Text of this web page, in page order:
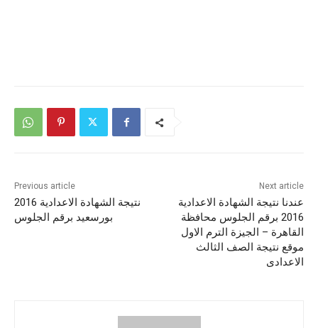
Previous article
نتيجة الشهادة الاعدادية 2016
بورسعيد برقم الجلوس
Next article
عندنا نتيجة الشهادة الاعدادية
2016 برقم الجلوس محافظة
القاهرة – الجيزة الترم الاول
موقع نتيجة الصف الثالث
الاعدادى